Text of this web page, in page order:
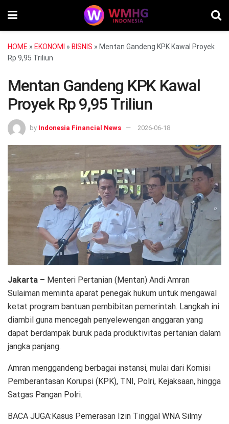
HOME » EKONOMI » BISNIS » Mentan Gandeng KPK Kawal Proyek
Rp 9,95 Triliun
Mentan Gandeng KPK Kawal
Proyek Rp 9,95 Triliun
by Indonesia Financial News 2026-06-18
Jakarta – Menteri Pertanian (Mentan) Andi Amran
Sulaiman meminta aparat penegak hukum untuk mengawal
ketat program bantuan pembibitan pemerintah. Langkah ini
diambil guna mencegah penyelewengan anggaran yang
dapat berdampak buruk pada produktivitas pertanian dalam
jangka panjang.
Amran menggandeng berbagai instansi, mulai dari Komisi
Pemberantasan Korupsi (KPK), TNI, Polri, Kejaksaan, hingga
Satgas Pangan Polri.
BACA JUGA:Kasus Pemerasan Izin Tinggal WNA Silmy